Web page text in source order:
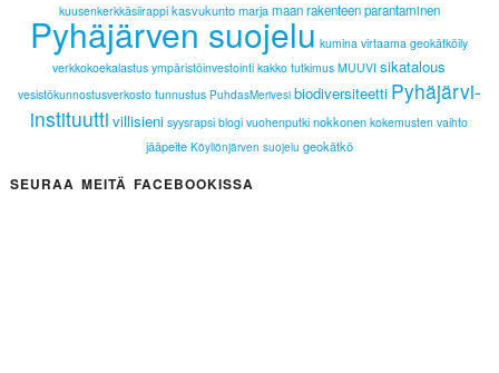
kuusenkerkkäsiirappi kasvukuntomarjamaan rakenteen parantaminen
Pyhäjärven suojelu kumina virtaama geokätköily
verkkokoekalastus ympäristöinvestointi kakko tutkimus MUUVI sikatalous
vesistökunnostusverkosto tunnustus PuhdasMerivesi biodiversiteetti Pyhäjärvi-
instituutti villisieni syysrapsi blogi vuohenputki nokkonen kokemusten vaihto
jääpeite Köyliönjärven suojelu geokätkö
SEURAA MEITÄ FACEBOOKISSA